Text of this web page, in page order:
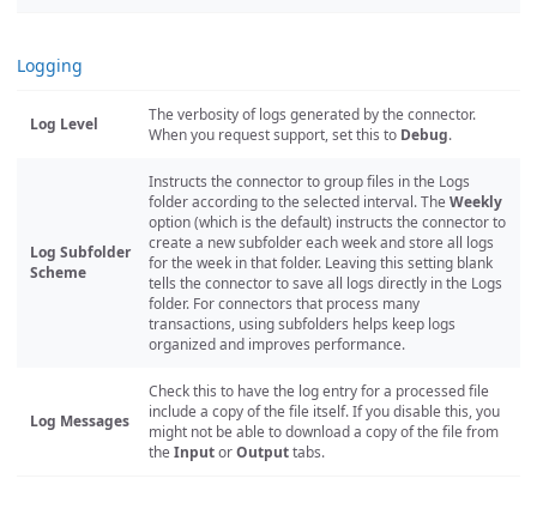
Logging
Log Level
The verbosity of logs generated by the connector.
When you request support, set this to Debug.
Log Subfolder
Scheme
Instructs the connector to group files in the Logs
folder according to the selected interval. The Weekly
option (which is the default) instructs the connector to
create a new subfolder each week and store all logs
for the week in that folder. Leaving this setting blank
tells the connector to save all logs directly in the Logs
folder. For connectors that process many
transactions, using subfolders helps keep logs
organized and improves performance.
Log Messages
Check this to have the log entry for a processed file
include a copy of the file itself. If you disable this, you
might not be able to download a copy of the file from
the InputorOutputtabs.